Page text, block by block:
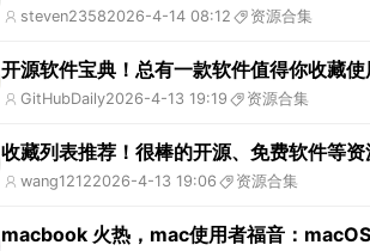
steven23582026-4-14 08:12 资源合集
开源软件宝典！总有一款软件值得你收藏使
GitHubDaily2026-4-13 19:19 资源合集
收藏列表推荐！很棒的开源、免费软件等资
wang12122026-4-13 19:06 资源合集
macbook 火热，mac使用者福音：